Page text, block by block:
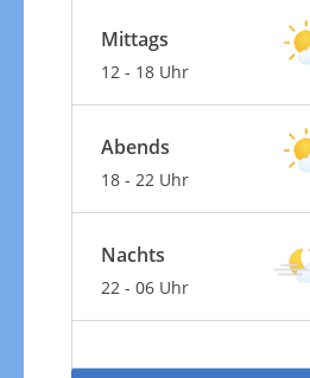
Mittags
12 - 18 Uhr
Abends
18 - 22 Uhr
Nachts
22 - 06 Uhr